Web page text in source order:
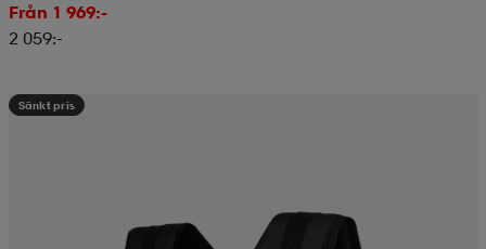
Från 1 969:-
2 059:-
Sänkt pris